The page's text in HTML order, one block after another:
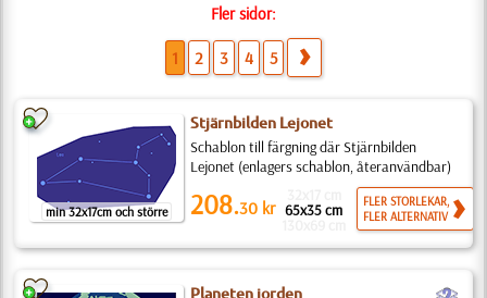
Fler sidor:
1 2 3 4 5
min 32x17cm och större
Stjärnbilden Lejonet
Schablon till färgning där Stjärnbilden
Lejonet (enlagers schablon, återanvändbar)
208.30 kr 65x35 cm
FLER STORLEKAR,
FLER ALTERNATIV
Planeten jorden